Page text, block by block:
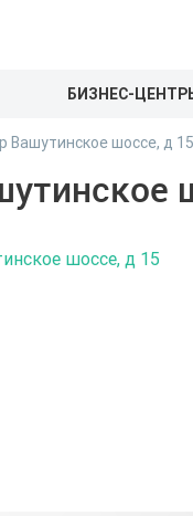
БИЗНЕС-
Вашутинское шоссе, д 15
шоссе, д 15